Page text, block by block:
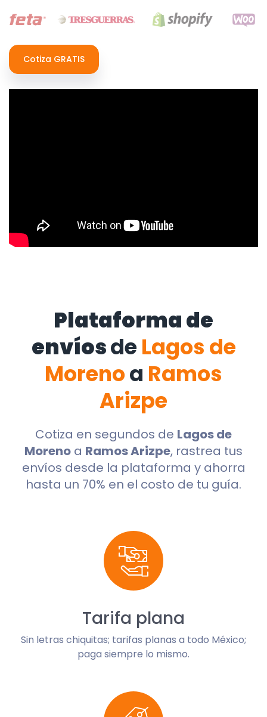
Cotiza GRATIS
Plataforma de
envíosde Lagos de
Morenoa Ramos
Arizpe
Cotiza en segundos de Lagos de
Moreno a Ramos Arizpe, rastrea tus
envíos desde la plataforma y ahorra
hasta un 70% en el costo de tu guía.
Tarifa plana
Sin letras chiquitas; tarifas planas a todo México;
paga siempre lo mismo.